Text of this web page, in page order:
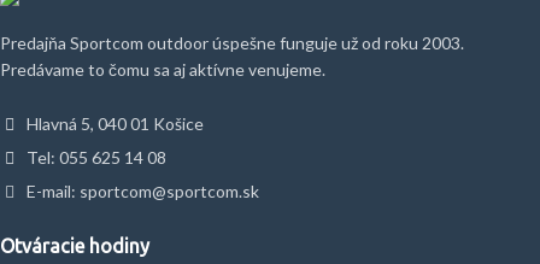
Predajňa Sportcom outdoor úspešne funguje už od roku 2003.
Predávame to čomu sa aj aktívne venujeme.
Hlavná 5, 040 01 Košice
Tel: 055 625 14 08
E-mail: sportcom@sportcom.sk
Otváracie hodiny